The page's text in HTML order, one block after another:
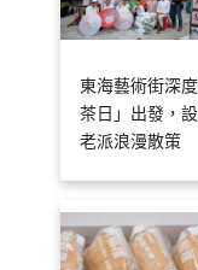
東海藝術街深
茶日」出發，
老派浪漫散策